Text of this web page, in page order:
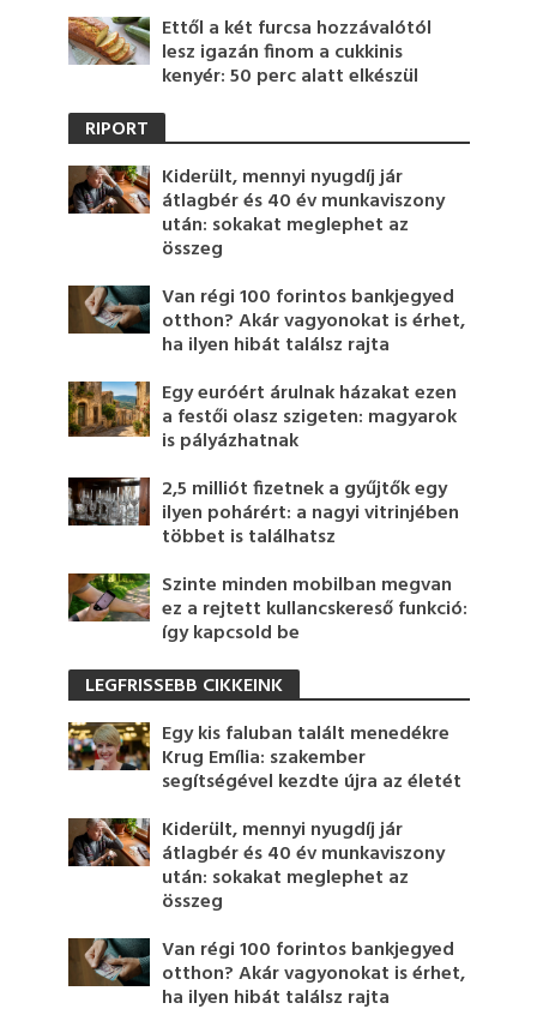
Ettől a két furcsa hozzávalótól
lesz igazán finom a cukkinis
kenyér: 50 perc alatt elkészül
RIPORT
Kiderült, mennyi nyugdíj jár
átlagbér és 40 év munkaviszony
után: sokakat meglephet az
összeg
Van régi 100 forintos bankjegyed
otthon? Akár vagyonokat is érhet,
ha ilyen hibát találsz rajta
Egy euróért árulnak házakat ezen
a festői olasz szigeten: magyarok
is pályázhatnak
2,5 milliót fizetnek a gyűjtők egy
ilyen pohárért: a nagyi vitrinjében
többet is találhatsz
Szinte minden mobilban megvan
ez a rejtett kullancskereső funkció:
így kapcsold be
LEGFRISSEBB CIKKEINK
Egy kis faluban talált menedékre
Krug Emília: szakember
segítségével kezdte újra az életét
Kiderült, mennyi nyugdíj jár
átlagbér és 40 év munkaviszony
után: sokakat meglephet az
összeg
Van régi 100 forintos bankjegyed
otthon? Akár vagyonokat is érhet,
ha ilyen hibát találsz rajta